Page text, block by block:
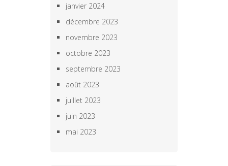
janvier 2024
décembre 2023
novembre 2023
octobre 2023
septembre 2023
août 2023
juillet 2023
juin 2023
mai 2023